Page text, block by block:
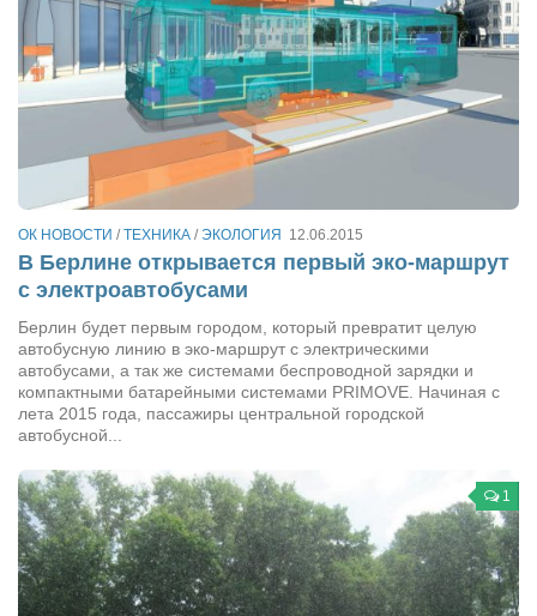
Здоровье
Врач психиатр–нарколог Анплеев А.Б.
Косметологическое отделение КП Сумская
городская клиническая больница №4
Оптика — Медтехника
Кафе, клубы, рестораны
«Винегрет» — демократичный ресторан
«ЧАЙ — КАВА» магазин — кафе
Магазины
«CYCLE GARAGE» — магазин велосипедов
Багетный двор
МАГАЗИН СТИХОВ НА ЗАКАЗ
«Павел» — магазин мужской одежды
ОК НОВОСТИ /ТЕХНИКА /ЭКОЛОГИЯ 12.06.2015
В Берлине открывается первый эко-маршрут
с электроавтобусами
Берлин будет первым городом, который превратит целую
автобусную линию в эко-маршрут с электрическими
автобусами, а так же системами беспроводной зарядки и
компактными батарейными системами PRIMOVE. Начиная с
лета 2015 года, пассажиры центральной городской
автобусной...
1